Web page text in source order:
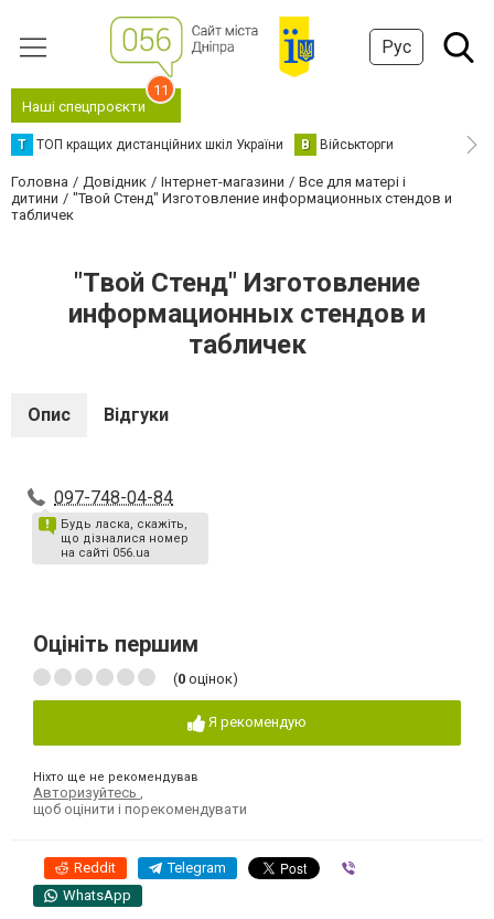
Рус
Наші спецпроєкти
11
Т ТОП кращих дистанційних шкіл України В Військторги
Головна Довідник Інтернет-магазини
Все для матері і
дитини
"Твой Стенд" Изготовление информационных стендов и
табличек
"Твой Стенд" Изготовление
информационных стендов и
табличек
Опис Відгуки
097-748-04-84
Будь ласка, скажіть,
що дізналися номер
на сайті 056.ua
Оцініть першим
(0 оцінок)
Я рекомендую
Ніхто ще не рекомендував
Авторизуйтесь
щоб оцінити і порекомендувати
Reddit Telegram
WhatsApp